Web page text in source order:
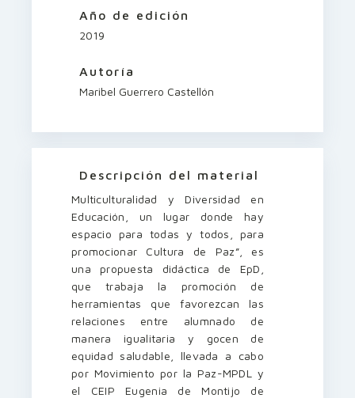
Año de edición
2019
Autoría
Maribel Guerrero Castellón
Descripción del material
Multiculturalidad y Diversidad en
Educación, un lugar donde hay
espacio para todas y todos, para
promocionar Cultura de Paz”, es
una propuesta didáctica de EpD,
que trabaja la promoción de
herramientas que favorezcan las
relaciones entre alumnado de
manera igualitaria y gocen de
equidad saludable, llevada a cabo
por Movimiento por la Paz-MPDL y
el CEIP Eugenia de Montijo de